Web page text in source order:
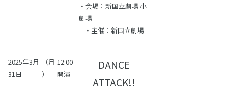
・会場：新国立劇場 小
劇場
・主催：新国立劇場
2025年3月
31日
（月
）
12:00
開演
DANCE
ATTACK!!